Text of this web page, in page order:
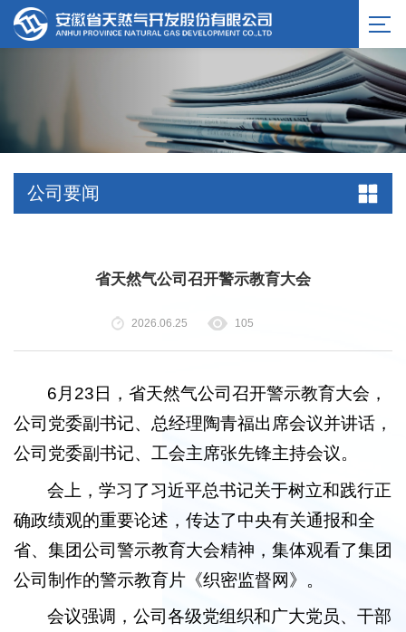
公司要闻
省天然气公司召开警示教育大会
2026.06.25 105
6月23日，省天然气公司召开警示教育大会，
公司党委副书记、总经理陶青福出席会议并讲话，
公司党委副书记、工会主席张先锋主持会议。
会上，学习了习近平总书记关于树立和践行正
确政绩观的重要论述，传达了中央有关通报和全
省、集团公司警示教育大会精神，集体观看了集团
公司制作的警示教育片《织密监督网》。
会议强调，公司各级党组织和广大党员、干部